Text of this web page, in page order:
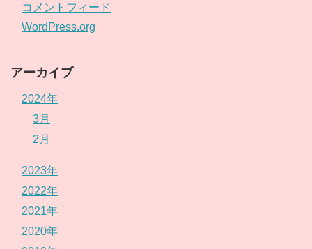
コメントフィード
WordPress.org
アーカイブ
2024年
3月
2月
2023年
2022年
2021年
2020年